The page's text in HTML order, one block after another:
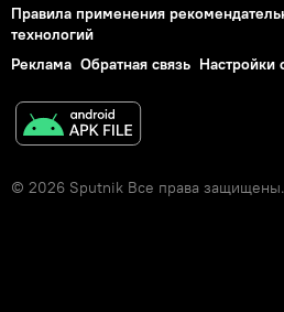
Правила применения
технологий
Реклама Обратная связь Настройки
© 2026 Sputnik Все права